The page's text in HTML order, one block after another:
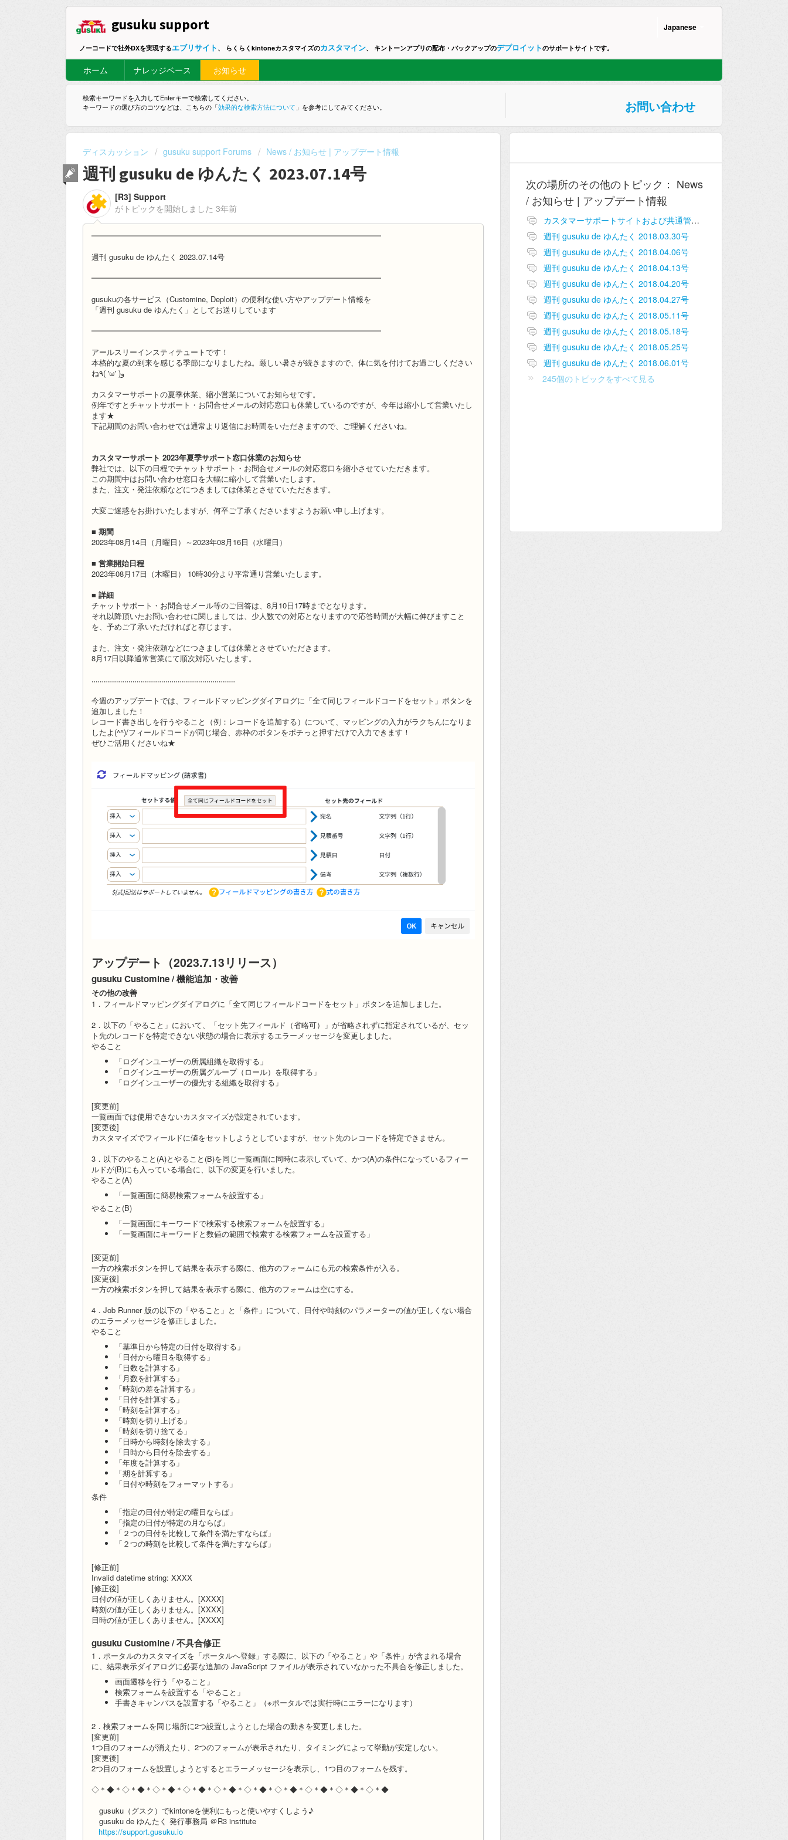
gusuku support
ノーコードで社外DXを実現するエブリサイト 、 らくらくkintoneカスタマイズのカスタマイン、 キントーンアプリの配布・バックアップのデプロイットのサポートサイトです。
Japanese
ホーム ナレッジベース お知らせ
検索キーワードを入力してEnterキーで検索してください。
キーワードの選び方のコツなどは、こちらの「効果的な検索方法について 」を参考にしてみてください。 お問い合わせ
ディスカッション gusuku support Forums News / お知らせ | アップデート情報
週刊 gusuku de ゆんたく 2023.07.14号
[R3] Support
がトピックを開始しました 3年前
━━━━━━━━━━━━━━━━━━━━━━━━━━━━━━━━━━━━━━
週刊 gusuku de ゆんたく 2023.07.14号
━━━━━━━━━━━━━━━━━━━━━━━━━━━━━━━━━━━━━━
gusukuの各サービス（Customine, Deploit）の便利な使い方やアップデート情報を
「週刊 gusuku de ゆんたく」としてお送りしています
━━━━━━━━━━━━━━━━━━━━━━━━━━━━━━━━━━━━━━
アールスリーインスティテュートです！
本格的な夏の到来を感じる季節になりましたね。厳しい暑さが続きますので、体に気を付けてお過ごしください
ね٩( 'ω' )و
カスタマーサポートの夏季休業、縮小営業についてお知らせです。
例年ですとチャットサポート・お問合せメールの対応窓口も休業しているのですが、今年は縮小して営業いたし
ます★
下記期間のお問い合わせでは通常より返信にお時間をいただきますので、ご理解くださいね。
カスタマーサポート 2023年夏季サポート窓口休業のお知らせ
弊社では、以下の日程でチャットサポート・お問合せメールの対応窓口を縮小させていただきます。
この期間中はお問い合わせ窓口を大幅に縮小して営業いたします。
また、注文・発注依頼などにつきましては休業とさせていただきます。
大変ご迷惑をお掛けいたしますが、何卒ご了承くださいますようお願い申し上げます。
■ 期間
2023年08月14日（月曜日）～2023年08月16日（水曜日）
■ 営業開始日程
2023年08月17日（木曜日） 10時30分より平常通り営業いたします。
■ 詳細
チャットサポート・お問合せメール等のご回答は、8月10日17時までとなります。
それ以降頂いたお問い合わせに関しましては、少人数での対応となりますので応答時間が大幅に伸びますこと
を、予めご了承いただければと存じます。
また、注文・発注依頼などにつきましては休業とさせていただきます。
8月17日以降通常営業にて順次対応いたします。
‥‥‥‥‥‥‥‥‥‥‥‥‥‥‥‥‥‥‥‥‥‥‥‥‥‥‥‥‥‥‥‥‥‥‥
今週のアップデートでは、フィールドマッピングダイアログに「全て同じフィールドコードをセット」ボタンを
追加しました！
レコード書き出しを行うやること（例：レコードを追加する）について、マッピングの入力がラクちんになりま
したよ(^^)/フィールドコードが同じ場合、赤枠のボタンをポチっと押すだけで入力できます！
ぜひご活用くださいね★
アップデート（2023.7.13リリース）
gusuku Customine / 機能追加・改善
その他の改善
1．フィールドマッピングダイアログに「全て同じフィールドコードをセット」ボタンを追加しました。
2．以下の「やること」において、「セット先フィールド（省略可）」が省略されずに指定されているが、セッ
ト先のレコードを特定できない状態の場合に表示するエラーメッセージを変更しました。
やること
「ログインユーザーの所属組織を取得する」
「ログインユーザーの所属グループ（ロール）を取得する」
「ログインユーザーの優先する組織を取得する」
[変更前]
一覧画面では使用できないカスタマイズが設定されています。
[変更後]
カスタマイズでフィールドに値をセットしようとしていますが、セット先のレコードを特定できません。
3．以下のやること(A)とやること(B)を同じ一覧画面に同時に表示していて、かつ(A)の条件になっているフィー
ルドが(B)にも入っている場合に、以下の変更を行いました。
やること(A)
「一覧画面に簡易検索フォームを設置する」
やること(B)
「一覧画面にキーワードで検索する検索フォームを設置する」
「一覧画面にキーワードと数値の範囲で検索する検索フォームを設置する」
[変更前]
一方の検索ボタンを押して結果を表示する際に、他方のフォームにも元の検索条件が入る。
[変更後]
一方の検索ボタンを押して結果を表示する際に、他方のフォームは空にする。
4．Job Runner 版の以下の「やること」と「条件」について、日付や時刻のパラメーターの値が正しくない場合
のエラーメッセージを修正しました。
やること
「基準日から特定の日付を取得する」
「日付から曜日を取得する」
「日数を計算する」
「月数を計算する」
「時刻の差を計算する」
「日付を計算する」
「時刻を計算する」
「時刻を切り上げる」
「時刻を切り捨てる」
「日時から時刻を除去する」
「日時から日付を除去する」
「年度を計算する」
「期を計算する」
「日付や時刻をフォーマットする」
条件
「指定の日付が特定の曜日ならば」
「指定の日付が特定の月ならば」
「２つの日付を比較して条件を満たすならば」
「２つの時刻を比較して条件を満たすならば」
[修正前]
Invalid datetime string: XXXX
[修正後]
日付の値が正しくありません。[XXXX]
時刻の値が正しくありません。[XXXX]
日時の値が正しくありません。[XXXX]
gusuku Customine / 不具合修正
1．ポータルのカスタマイズを「ポータルへ登録」する際に、以下の「やること」や「条件」が含まれる場合
に、結果表示ダイアログに必要な追加の JavaScript ファイルが表示されていなかった不具合を修正しました。
画面遷移を行う「やること」
検索フォームを設置する「やること」
手書きキャンバスを設置する「やること」（※ポータルでは実行時にエラーになります）
2．検索フォームを同じ場所に2つ設置しようとした場合の動きを変更しました。
[変更前]
1つ目のフォームが消えたり、2つのフォームが表示されたり、タイミングによって挙動が安定しない。
[変更後]
2つ目のフォームを設置しようとするとエラーメッセージを表示し、1つ目のフォームを残す。
◇＊◆＊◇＊◆＊◇＊◆＊◇＊◆＊◇＊◆＊◇＊◆＊◇＊◆＊◇＊◆＊◇＊◆＊◇＊◆
gusuku（グスク）でkintoneを便利にもっと使いやすくしよう♪
gusuku de ゆんたく 発行事務局 ＠R3 institute
https://support.gusuku.io
次の場所のその他のトピック： News
/ お知らせ | アップデート情報
カスタマーサポートサイトおよび共通管理画面追加のお知らせ
週刊 gusuku de ゆんたく 2018.03.30号
週刊 gusuku de ゆんたく 2018.04.06号
週刊 gusuku de ゆんたく 2018.04.13号
週刊 gusuku de ゆんたく 2018.04.20号
週刊 gusuku de ゆんたく 2018.04.27号
週刊 gusuku de ゆんたく 2018.05.11号
週刊 gusuku de ゆんたく 2018.05.18号
週刊 gusuku de ゆんたく 2018.05.25号
週刊 gusuku de ゆんたく 2018.06.01号
245個のトピックをすべて見る